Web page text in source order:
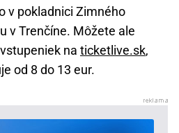
v pokladnici Zimného
v Trenčíne. Môžete ale
na ticketlive.sk,
od 8 do 13 eur.